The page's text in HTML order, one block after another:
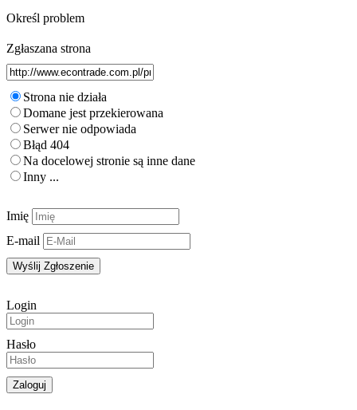
Internet Software
Kontakt
Określ problem
Zgłaszana strona
Strona nie działa
Domane jest przekierowana
Serwer nie odpowiada
Błąd 404
Na docelowej stronie są inne dane
Inny ...
Imię
E-mail
Login
Hasło